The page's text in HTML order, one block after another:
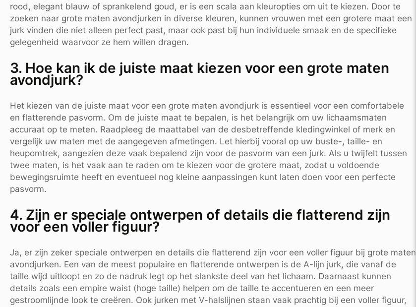
rood, elegant blauw of sprankelend goud, er is een scala aan kleuropties om uit te kiezen. Door te
zoeken naar grote maten avondjurken in diverse kleuren, kunnen vrouwen met een grotere maat een
jurk vinden die niet alleen perfect past, maar ook past bij hun individuele smaak en de specifieke
gelegenheid waarvoor ze hem willen dragen.
3. Hoe kan ik de juiste maat kiezen voor een grote maten
avondjurk?
Het kiezen van de juiste maat voor een grote maten avondjurk is essentieel voor een comfortabele
en flatterende pasvorm. Om de juiste maat te bepalen, is het belangrijk om uw lichaamsmaten
accuraat op te meten. Raadpleeg de maattabel van de desbetreffende kledingwinkel of merk en
vergelijk uw maten met de aangegeven afmetingen. Let hierbij vooral op uw buste-, taille- en
heupomtrek, aangezien deze vaak bepalend zijn voor de pasvorm van een jurk. Als u twijfelt tussen
twee maten, is het vaak aan te raden om te kiezen voor de grotere maat, zodat u voldoende
bewegingsruimte heeft en eventueel nog kleine aanpassingen kunt laten doen voor een perfecte
pasvorm.
4. Zijn er speciale ontwerpen of details die flatterend zijn
voor een voller figuur?
Ja, er zijn zeker speciale ontwerpen en details die flatterend zijn voor een voller figuur bij grote maten
avondjurken. Een van de meest populaire en flatterende ontwerpen is de A-lijn jurk, die vanaf de
taille wijd uitloopt en zo de nadruk legt op het slankste deel van het lichaam. Daarnaast kunnen
details zoals een empire waist (hoge taille) helpen om de taille te accentueren en een meer
gestroomlijnde look te creëren. Ook jurken met V-halslijnen staan vaak prachtig bij een voller figuur,